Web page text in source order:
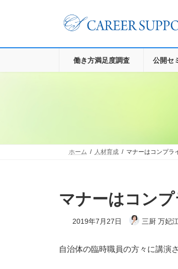
ツ
シ
働き方満足度調査 公開セ
ホーム 人材育成 マナーはコンプラ
マナーはコン
2019年7月27日 三厨 万妃江
自治体の臨時職員の方々に講演